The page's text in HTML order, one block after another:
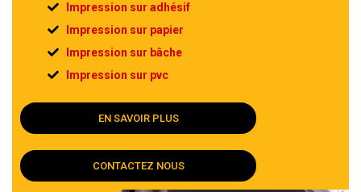
Impression sur adhésif
Impression sur papier
Impression sur bâche
Impression sur pvc
EN SAVOIR PLUS
CONTACTEZ NOUS